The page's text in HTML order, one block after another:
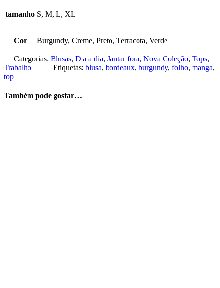
tamanho S, M, L, XL
Cor Burgundy, Creme, Preto, Terracota, Verde
Categorias: Blusas, Dia a dia, Jantar fora, Nova Coleção, Tops,
Trabalho
Etiquetas: blusa, bordeaux, burgundy, folho, manga,
top
Também pode gostar…